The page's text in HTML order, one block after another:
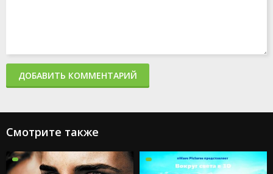
ДОБАВИТЬ КОММЕНТАРИЙ
Смотрите также